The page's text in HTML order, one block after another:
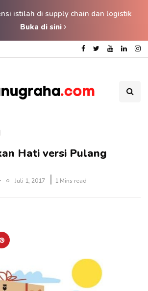
istilah di supply chain dan logistik
Buka di sini
Hati versi Pulang
Juli 1, 2017 1 Mins read